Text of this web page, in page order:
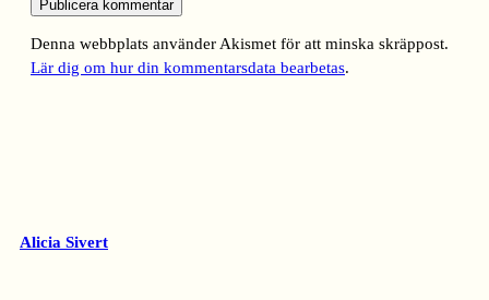
Denna webbplats använder Akismet för att minska skräppost.
Lär dig om hur din kommentarsdata bearbetas.
Alicia Sivert